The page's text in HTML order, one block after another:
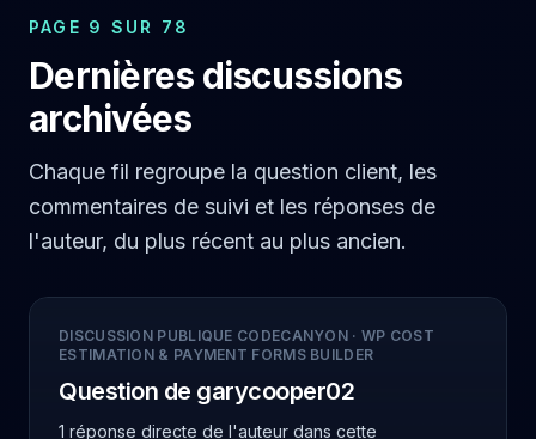
PAGE 9 SUR 78
Dernières discussions
archivées
Chaque fil regroupe la question client, les
commentaires de suivi et les réponses de
l'auteur, du plus récent au plus ancien.
DISCUSSION PUBLIQUE CODECANYON · WP COST
ESTIMATION & PAYMENT FORMS BUILDER
Question de garycooper02
1 réponse directe de l'auteur dans cette